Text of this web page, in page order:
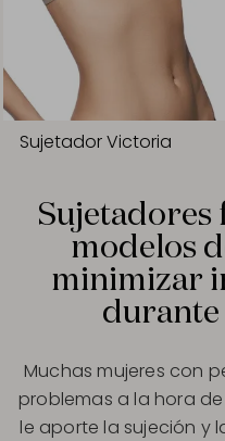
Sujetador Victoria
Sujetadores
modelos
minimizar
durante
Muchas mujeres con
problemas a la hora
le aporte la sujeción y